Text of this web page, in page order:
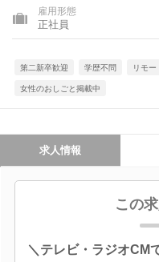
雇用形態
正社員
第二新卒歓迎 学歴不問 リモー
女性のおしごと掲載中
求人情報
この
＼テレビ・ラジオCM